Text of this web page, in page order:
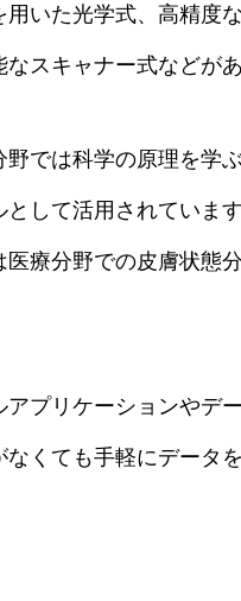
いた光学式、高精度
スキャナー式などがあ
では科学の原理を学
して活用されていま
療分野での皮膚状態
プリケーションやデ
くても手軽にデータ